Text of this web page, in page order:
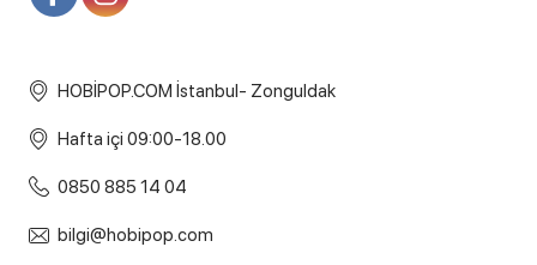
HOBİPOP.COM İstanbul- Zonguldak
Hafta içi 09:00-18.00
0850 885 14 04
bilgi@hobipop.com